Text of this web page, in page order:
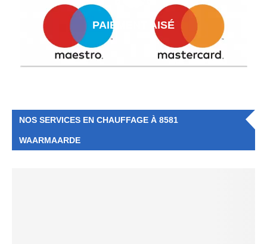
PAIEMENT AISÉ
NOS SERVICES EN CHAUFFAGE À 8581
WAARMAARDE